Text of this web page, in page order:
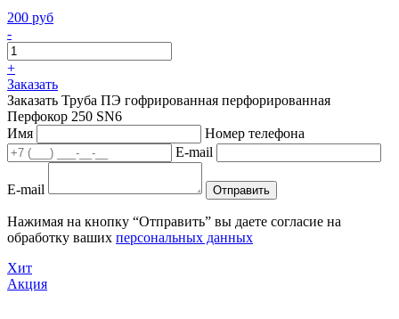
200 руб
-
+
Заказать
Заказать Труба ПЭ гофрированная перфорированная
Перфокор 250 SN6
Имя
Номер телефона
E-mail
E-mail Отправить
Нажимая на кнопку “Отправить” вы даете согласие на
обработку ваших персональных данных
Хит
Акция